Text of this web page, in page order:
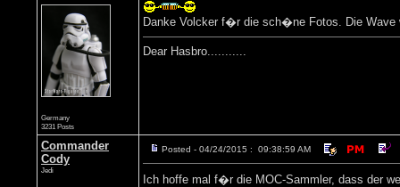
Germany
3231 Posts
Danke Volcker f�r die sch�ne Fotos. Die Wave
Dear Hasbro...........
Commander
Cody
Jedi
Posted - 04/24/2015 : 09:38:59 AM
Ich hoffe mal f�r die MOC-Sammler, dass der